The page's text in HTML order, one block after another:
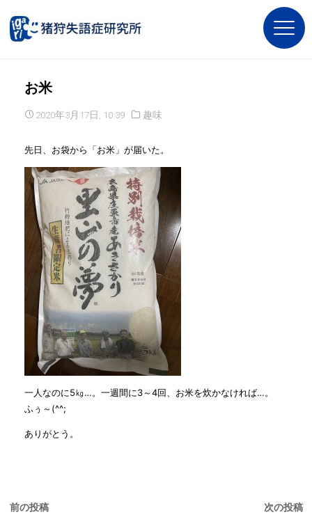
お米
2020年3月17日, 10:39 趣味
先日、お袋から「お米」が届いた。
一人なのに5㎏…。一週間に3～4回、お米を炊かなければ…。
ふぅ～(^^;
ありがとう。
前の投稿 次の投稿